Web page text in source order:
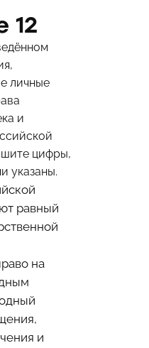
12
личные
и
цифры,
указаны.
равный
на
и